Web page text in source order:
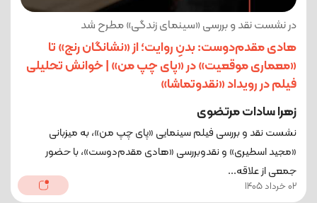
در نشست نقد و بررسی «سینمای زندگی» مطرح شد
هادی مقدم‌دوست: بدنِ روایت؛ از «نشانگان رنج» تا
«معماری موقعیت» در «پای چپ من» | خوانش تحلیلی
فیلم در رویداد «نقدوتماشا»
زهرا سادات مرتضوی
نشست نقد و بررسی فیلم سینمایی «پای چپ من»، به میزبانی
«مجید اسطیری» و نقدوبررسی «هادی مقدم‌دوست»، با حضور
جمعی از علاقه‌...
02 خرداد 1405